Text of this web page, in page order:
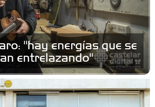
"hay energías que se
entrelazando"